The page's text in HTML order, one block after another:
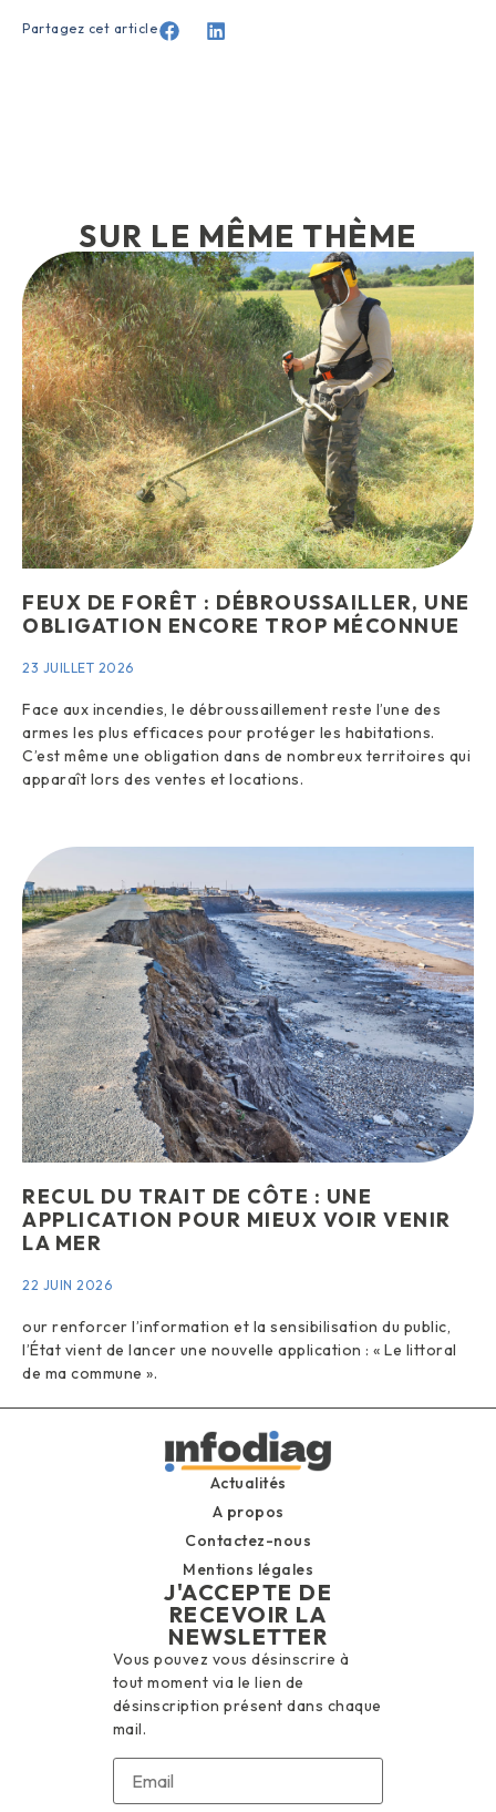
Partagez cet article
SUR LE MÊME THÈME
FEUX DE FORÊT : DÉBROUSSAILLER, UNE
OBLIGATION ENCORE TROP MÉCONNUE
23 JUILLET 2026
Face aux incendies, le débroussaillement reste l’une des
armes les plus efficaces pour protéger les habitations.
C’est même une obligation dans de nombreux territoires qui
apparaît lors des ventes et locations.
RECUL DU TRAIT DE CÔTE : UNE
APPLICATION POUR MIEUX VOIR VENIR
LA MER
22 JUIN 2026
our renforcer l’information et la sensibilisation du public,
l’État vient de lancer une nouvelle application : « Le littoral
de ma commune ».
Actualités
A propos
Contactez-nous
Mentions légales
J'ACCEPTE DE
RECEVOIR LA
NEWSLETTER
Vous pouvez vous désinscrire à
tout moment via le lien de
désinscription présent dans chaque
mail.